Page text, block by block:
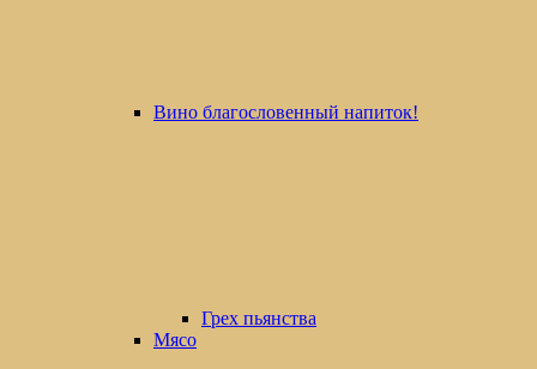
Вино благословенный напиток!
Грех пьянства
Мясо